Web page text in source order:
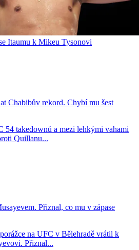
Itaumu k Mikeu Tysonovi
Chabibův rekord. Chybí mu šest
54 takedownů a mezi lehkými vahami
Quillanu...
Přiznal, co mu v zápase
na UFC v Bělehradě vrátil k
Přiznal...